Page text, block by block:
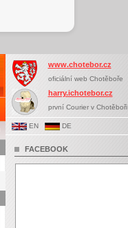
www.chotebor.cz
oficiální web Chotěboře
harry.ichotebor.cz
první Courier v Chotěboři
EN DE
FACEBOOK